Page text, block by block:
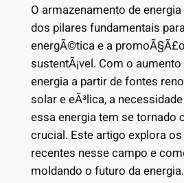
O armazenamento de
dos pilares fundamentais
energÃ©tica e a
sustentÃ¡vel. Com o
energia a partir de fontes
solar e eÃ³lica, a
essa energia tem se tornado
crucial. Este artigo explora
recentes nesse campo e
moldando o futuro da energia.